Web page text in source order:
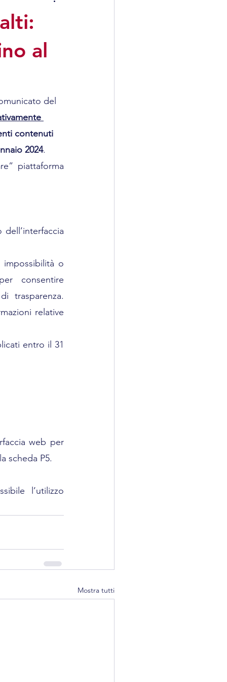
al
del
contenuti
2024.
piattaforma
impossibilità o
consentire
trasparenza.
relative
entro il 31
web per
scheda P5.
l’utilizzo
Mostra tutti